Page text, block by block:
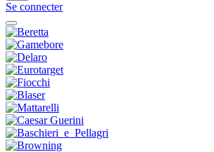
Se connecter